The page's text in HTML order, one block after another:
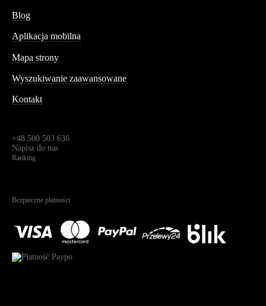
Blog
Aplikacja mobilna
Mapa strony
Wyszukiwanie zaawansowane
Kontakt
+48 500 503 636
Napisz do nas
Ranking
Bezpieczne płatności